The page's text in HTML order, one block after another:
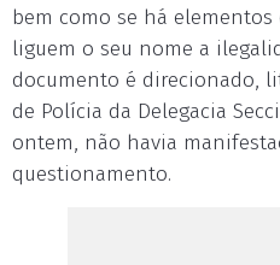
bem como se há
liguem o seu nome a
documento é direcionado,
de Polícia da Delegacia
ontem, não havia
questionamento.